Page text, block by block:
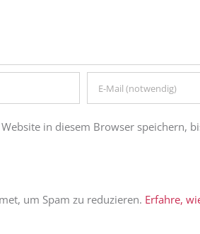
in diesem Browser speichern,
um Spam zu reduzieren. Erfahre,